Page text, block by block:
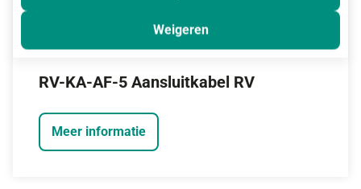
RV-KA-AF-5 Aansluitkabel RV
Meer informatie
Weigeren